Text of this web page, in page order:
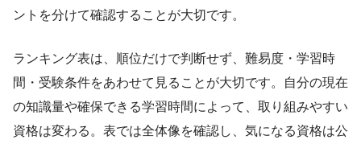
ントを分けて確認することが大切です。
ランキング表は、順位だけで判断せず、難易度・学習時
間・受験条件をあわせて見ることが大切です。自分の現在
の知識量や確保できる学習時間によって、取り組みやすい
資格は変わる。表では全体像を確認し、気になる資格は公